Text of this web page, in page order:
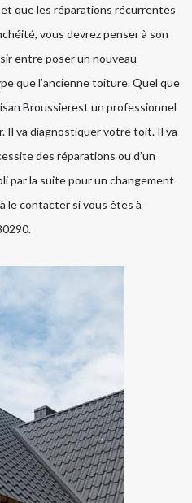
que les réparations récurrentes
vous devrez penser à son
entre poser un nouveau
que l’ancienne toiture. Quel que
Broussierest un professionnel
Il va diagnostiquer votre toit. Il va
des réparations ou d’un
par la suite pour un changement
le contacter si vous êtes à